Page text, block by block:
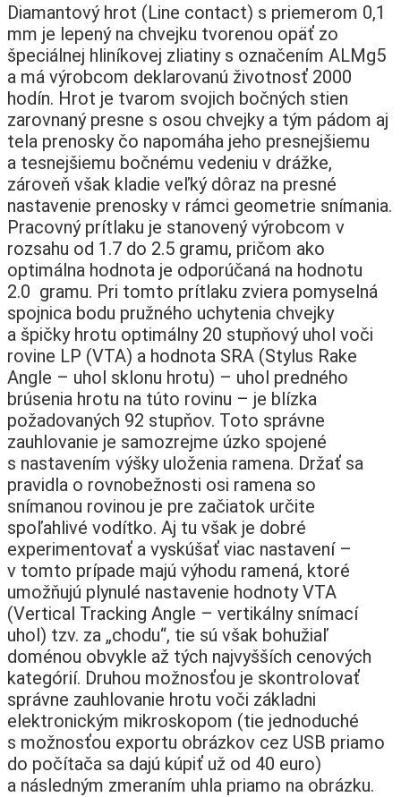
Diamantový hrot (Line contact) s priemerom 0,1
mm je lepený na chvejku tvorenou opäť zo
špeciálnej hliníkovej zliatiny s označením ALMg5
a má výrobcom deklarovanú životnosť 2000
hodín. Hrot je tvarom svojich bočných stien
zarovnaný presne s osou chvejky a tým pádom aj
tela prenosky čo napomáha jeho presnejšiemu
a tesnejšiemu bočnému vedeniu v drážke,
zároveň však kladie veľký dôraz na presné
nastavenie prenosky v rámci geometrie snímania.
Pracovný prítlaku je stanovený výrobcom v
rozsahu od 1.7 do 2.5 gramu, pričom ako
optimálna hodnota je odporúčaná na hodnotu
2.0 gramu. Pri tomto prítlaku zviera pomyselná
spojnica bodu pružného uchytenia chvejky
a špičky hrotu optimálny 20 stupňový uhol voči
rovine LP (VTA) a hodnota SRA (Stylus Rake
Angle – uhol sklonu hrotu) – uhol predného
brúsenia hrotu na túto rovinu – je blízka
požadovaných 92 stupňov. Toto správne
zauhlovanie je samozrejme úzko spojené
s nastavením výšky uloženia ramena. Držať sa
pravidla o rovnobežnosti osi ramena so
snímanou rovinou je pre začiatok určite
spoľahlivé vodítko. Aj tu však je dobré
experimentovať a vyskúšať viac nastavení –
v tomto prípade majú výhodu ramená, ktoré
umožňujú plynulé nastavenie hodnoty VTA
(Vertical Tracking Angle – vertikálny snímací
uhol) tzv. za „chodu“, tie sú však bohužiaľ
doménou obvykle až tých najvyšších cenových
kategórií. Druhou možnosťou je skontrolovať
správne zauhlovanie hrotu voči základni
elektronickým mikroskopom (tie jednoduché
s možnosťou exportu obrázkov cez USB priamo
do počítača sa dajú kúpiť už od 40 euro)
a následným zmeraním uhla priamo na obrázku.